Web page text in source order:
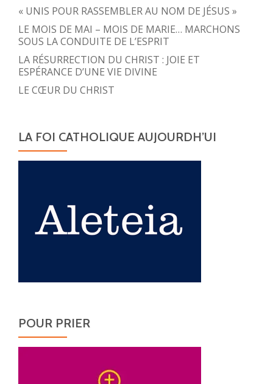
« UNIS POUR RASSEMBLER AU NOM DE JÉSUS »
LE MOIS DE MAI – MOIS DE MARIE… MARCHONS
SOUS LA CONDUITE DE L’ESPRIT
LA RÉSURRECTION DU CHRIST : JOIE ET
ESPÉRANCE D’UNE VIE DIVINE
LE CŒUR DU CHRIST
LA FOI CATHOLIQUE AUJOURDH’UI
POUR PRIER